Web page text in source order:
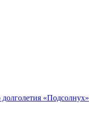
«Подсолнух»